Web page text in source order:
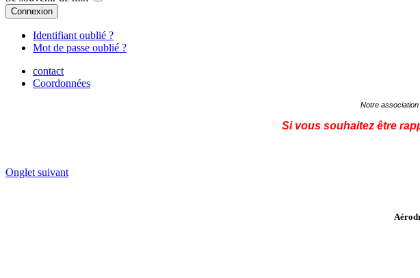
Connexion
Identifiant oublié ?
Mot de passe oublié ?
contact
Coordonnées
Notre
Si vous souhaitez être
Onglet suivant